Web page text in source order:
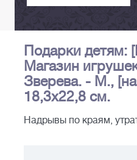
Подарки детям:
Магазин
Зверева. - М.,
18,3х22,8 см.
Надрывы по краям,